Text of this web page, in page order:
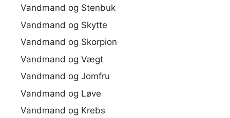
Vandmand og Stenbuk
Vandmand og Skytte
Vandmand og Skorpion
Vandmand og Vægt
Vandmand og Jomfru
Vandmand og Løve
Vandmand og Krebs